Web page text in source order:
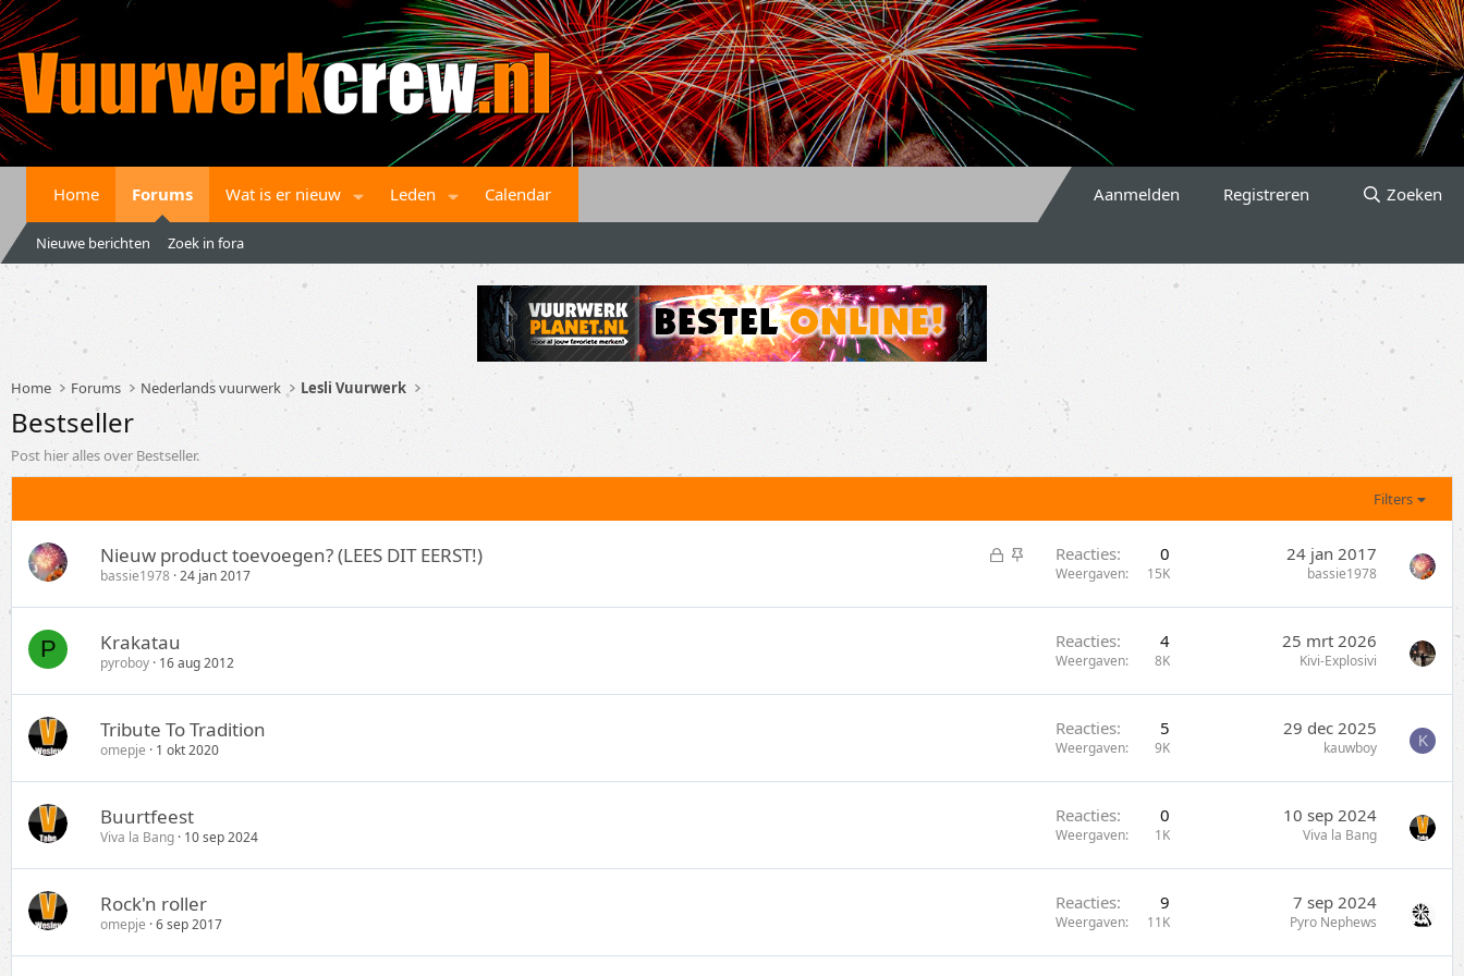
Home Forums Wat is er nieuw Leden Calendar Aanmelden Registreren Zoeken
Nieuwe berichten Zoek in fora
Home Forums Nederlands vuurwerk Lesli Vuurwerk
Bestseller
Post hier alles over Bestseller.
Filters
G
e
S
Nieuw product toevoegen? (LEES DIT EERST!)
bassie1978 24 jan 2017
Reacties 0
Weergaven 15K
24 jan 2017
bassie1978
P Krakatau
pyroboy 16 aug 2012
Reacties 4
Weergaven 8K
25 mrt 2026
Kivi-Explosivi
Tribute To Tradition
omepje 1 okt 2020
Reacties 5
Weergaven 9K
29 dec 2025
kauwboy K
Buurtfeest
Viva la Bang 10 sep 2024
Reacties 0
Weergaven 1K
10 sep 2024
Viva la Bang
Rock'n roller
omepje 6 sep 2017
Reacties 9
Weergaven 11K
7 sep 2024
Pyro Nephews